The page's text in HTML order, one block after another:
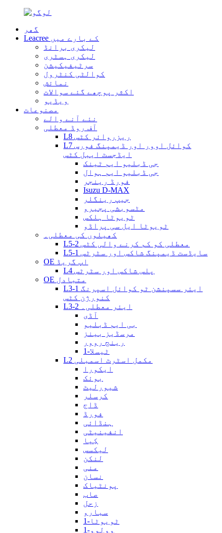
گھر
Leacree کے بارے میں
لیکری برانڈ
لیکری ہسٹری
سرٹیفیکیشن
کوالٹی کنٹرول
نمائش
اکثر پوچھے گئے سوالات
ویڈیو
مصنوعات
نئے آنے والے
آف روڈ معطلی
L8 ریزروائر کٹس
L7 کوائل اوور اور ڈیمپنگ فورس
ایڈجسٹ ایبل کٹس
جی ڈبلیو ایم ٹینک
جی ڈبلیو ایم ہوال
فورڈ رینجر
Isuzu D-MAX
جیپ رینگلر
مٹسوبشی پجیرو
ٹویوٹا ہلکس
ٹویوٹا ایل سی پراڈو
کھیلوں کی معطلی۔
L5-2 معطلی کو کم کرنے والی کٹس
L5-1 سایڈست ڈیمپنگ شاکس اور سٹرٹس
OE اپ گریڈ
L4 پلس شاکس اور سٹرٹس
OE متبادل
L3-1 ایئر سسپنشن ٹو کوائل اسپرنگ
کنورژن کٹس
L3-2 ایئر معطلی۔
آڈی
بی ایم ڈبلیو
مرسڈیز بینز
رینج روور
ٹیسلا-1
L2 مکمل اسٹرٹ اسمبلی
ایکورا
بوئک
شیورلیٹ
کرسلر
ڈاج
فورڈ
ہنڈائی
انفینیٹی
کِیا
لیکسس
لنکن
منی
نسان
پونٹیاک
صاب
زحل
سبارو
ٹویوٹا-1
وولوو-1